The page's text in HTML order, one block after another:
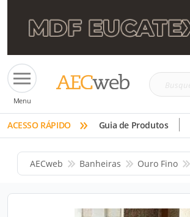
Menu
Busque
tinta,
etc
ACESSO RÁPIDO » Guia de Produtos
AECweb Banheiras Ouro Fino